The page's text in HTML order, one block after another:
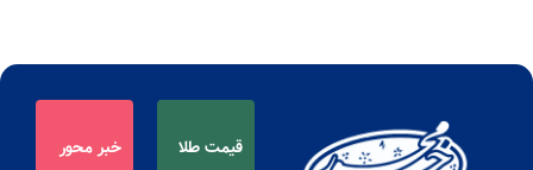
قیمت طلا خبر محور